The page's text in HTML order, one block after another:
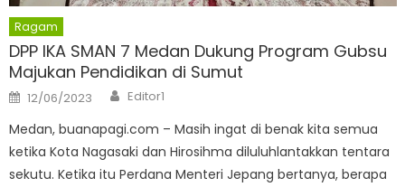
Ragam
DPP IKA SMAN 7 Medan Dukung Program Gubsu
Majukan Pendidikan di Sumut
Posted
on
12/06/2023 Author
Editor1
Medan, buanapagi.com – Masih ingat di benak kita semua
ketika Kota Nagasaki dan Hirosihma diluluhlantakkan tentara
sekutu. Ketika itu Perdana Menteri Jepang bertanya, berapa